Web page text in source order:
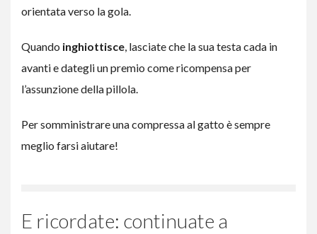
orientata verso la gola.
Quando inghiottisce , lasciate che la sua testa cada in
avanti e dategli un premio come ricompensa per
l’assunzione della pillola.
Per somministrare una compressa al gatto è sempre
meglio farsi aiutare!
E ricordate: continuate a